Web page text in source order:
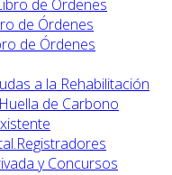
de Órdenes
de Órdenes
de Órdenes
a la Rehabilitación
de Carbono
y Concursos